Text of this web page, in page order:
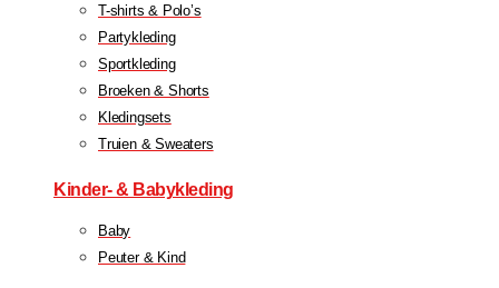
T-shirts & Polo’s
Partykleding
Sportkleding
Broeken & Shorts
Kledingsets
Truien & Sweaters
Kinder- & Babykleding
Baby
Peuter & Kind